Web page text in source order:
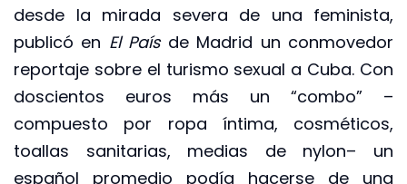
desde la mirada severa de una feminista,
publicó en El Paísde Madrid un conmovedor
reportaje sobre el turismo sexual a Cuba. Con
doscientos euros más un “combo” –
compuesto por ropa íntima, cosméticos,
toallas sanitarias, medias de nylon– un
español promedio podía hacerse de una